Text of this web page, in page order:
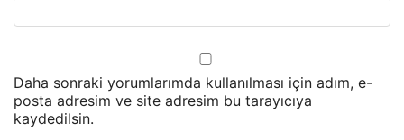
Daha sonraki yorumlarımda kullanılması için adım, e-
posta adresim ve site adresim bu tarayıcıya
kaydedilsin.